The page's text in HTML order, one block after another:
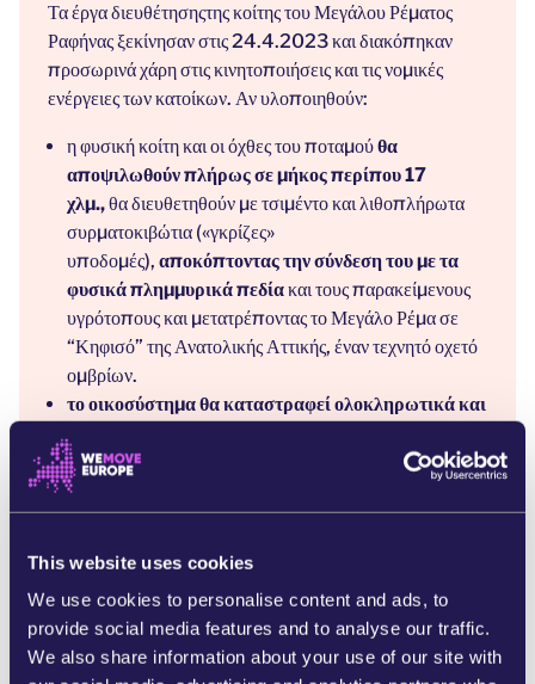
This website uses cookies
We use cookies to personalise content and ads, to
provide social media features and to analyse our traffic.
We also share information about your use of our site with
Ταέργα διευθέτησηςτης κοίτης του Μεγάλου Ρέματος
Ραφήνας ξεκίνησαν στις 24.4.2023 και διακόπηκαν
προσωρινά χάρη στις κινητοποιήσεις και τις νομικές
ενέργειες των κατοίκων. Αν υλοποιηθούν:
η φυσική κοίτη και οι όχθες του ποταμούθα
αποψιλωθούν πλήρως σε μήκος περίπου 17
χλμ.,θα διευθετηθούν με τσιμέντο και λιθοπλήρωτα
συρματοκιβώτια («γκρίζες»
υποδομές), αποκόπτοντας την σύνδεση του με τα
φυσικά πλημμυρικά πεδίακαι τους παρακείμενους
υγρότοπους και μετατρέποντας το Μεγάλο Ρέμα σε
“Κηφισό” της Ανατολικής Αττικής, έναν τεχνητό οχετό
ομβρίων.
το οικοσύστημα θα καταστραφεί ολοκληρωτικά και
ανεπανόρθωτα,
ενδιαφέροντος, γιατί το Μεγάλο Ρέμα Ραφήνας
αποτελεί έναν από τους σημαντικότερους σταθμούς
του δικτύου υγροτόπων Ανατολικής Αττικής για τα
θα αυξηθεί ο κίνδυνος μίας καταστροφικής
πλημμύρας,παρά την αντιπλημμυρική θωράκιση που
το ελληνικό κράτος επαγγέλλεται ότι θα εξασφαλίσει,
λόγω των απαρχαιωμένων μεθόδων που επιλέχθηκαν,